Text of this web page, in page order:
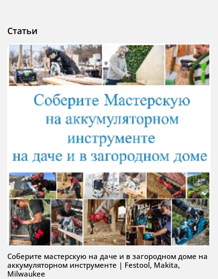
Статьи
Соберите мастерскую на даче и в загородном доме на
аккумуляторном инструменте | Festool, Makita,
Milwaukee